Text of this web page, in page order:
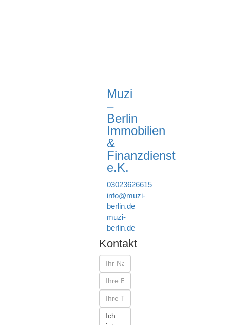
Muzi
–
Berlin
Immobilien
&
Finanzdienst
e.K.
03023626615
info@muzi-
berlin.de
muzi-
berlin.de
Kontakt